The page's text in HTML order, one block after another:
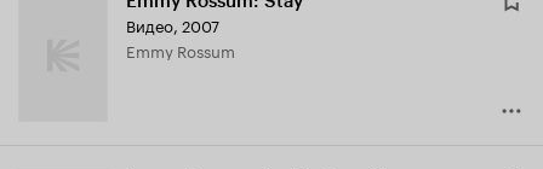
Видео, 2007
Emmy Rossum